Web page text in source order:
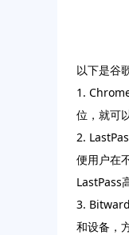
以下是谷
1.
位，就可
2.
便用户在
LastPass
3.
和设备，